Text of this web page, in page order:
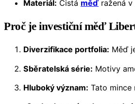
Materiál: Čistá měď ražená
Proč je investiční měď
Diverzifikace portfolia: Měď
Sběratelská série: Motivy
Hluboký význam: Tato mince